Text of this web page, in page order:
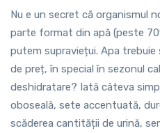
Nu e un secret că organismul
parte format din apă (peste
putem supraviețui. Apa
de preț, în special în sezonul
deshidratare? Iată câteva
oboseală, sete accentuată,
scăderea cantității de urină,